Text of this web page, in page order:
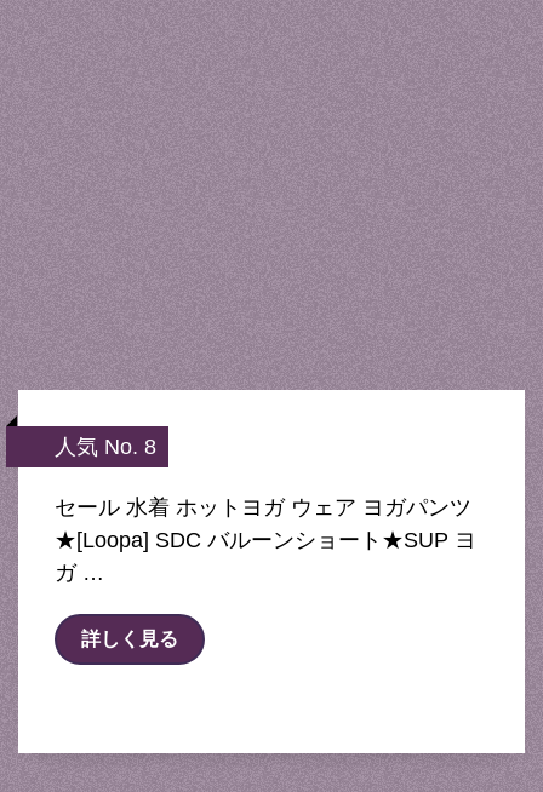
人気 No. 8
セール 水着 ホットヨガ ウェア ヨガパンツ
★[Loopa] SDC バルーンショート★SUP ヨ
ガ …
詳しく見る